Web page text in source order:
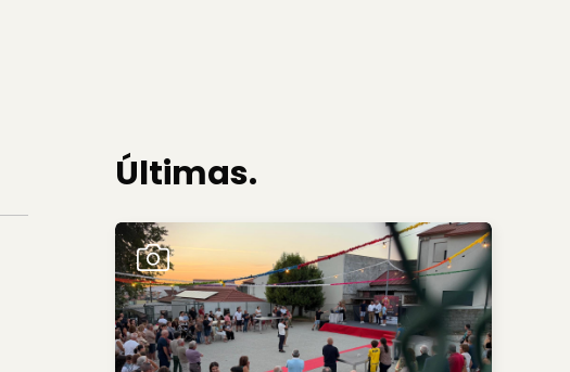
Últimas.